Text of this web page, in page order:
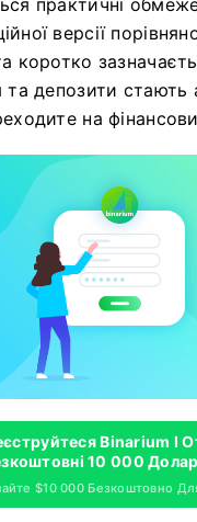
практичні
версії
коротко
та депозити
на
Binarium І
10 000
$10 000 Безкоштовно Для